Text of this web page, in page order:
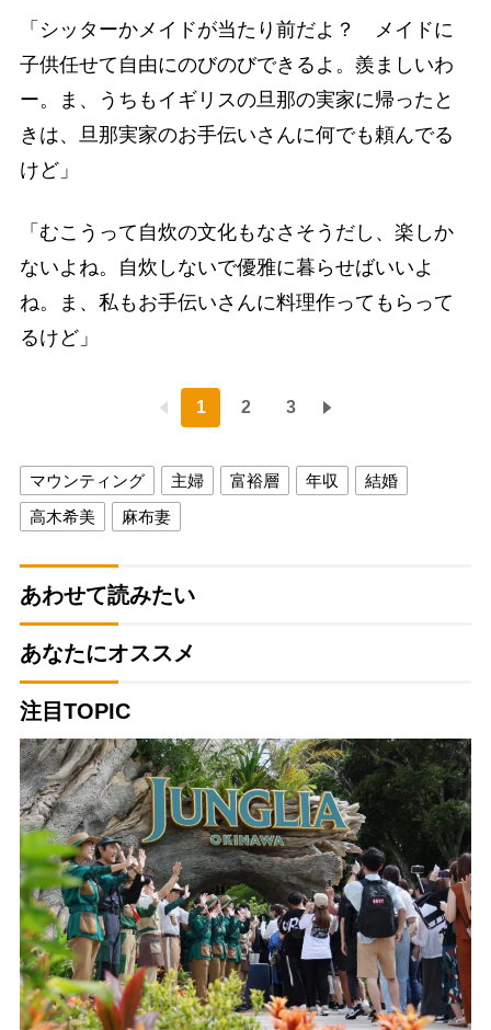
「シッターかメイドが当たり前だよ？ メイドに
子供任せて自由にのびのびできるよ。羨ましいわ
ー。ま、うちもイギリスの旦那の実家に帰ったと
きは、旦那実家のお手伝いさんに何でも頼んでる
けど」
「むこうって自炊の文化もなさそうだし、楽しか
ないよね。自炊しないで優雅に暮らせばいいよ
ね。ま、私もお手伝いさんに料理作ってもらって
るけど」
1 2 3
マウンティング 主婦 富裕層 年収
結婚
高木希美
麻布妻
あわせて読みたい
あなたにオススメ
注目TOPIC